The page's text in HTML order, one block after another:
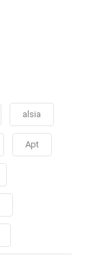
alsia
Apt